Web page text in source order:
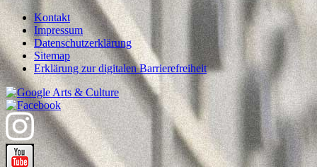
Kontakt
Impressum
Datenschutzerklärung
Sitemap
Erklärung zur digitalen Barrierefreiheit